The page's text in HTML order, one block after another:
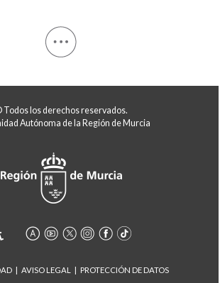
Todos los derechos reservados.
Autónoma de la Región de Murcia
AVISO LEGAL PROTECCIÓN DE DATOS